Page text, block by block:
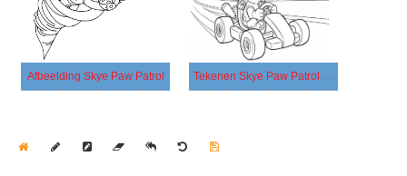
Afbeelding Skye Paw Patrol Tekenen Skye Paw Patrol gratis